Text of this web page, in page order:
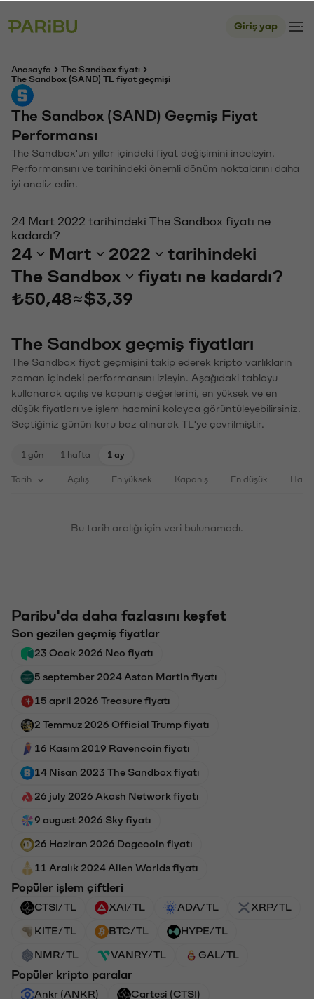
Giriş yap
Anasayfa
The Sandbox fiyatı
The Sandbox (SAND) TL fiyat geçmişi
The Sandbox (SAND) Geçmiş Fiyat
Performansı
The Sandbox'un yıllar içindeki fiyat değişimini inceleyin.
Performansını ve tarihindeki önemli dönüm noktalarını daha
iyi analiz edin.
24 Mart 2022 tarihindeki The Sandbox fiyatı ne
kadardı?
24 Mart 2022
tarihindeki
The Sandbox
fiyatı ne kadardı?
₺50,48≈$3,39
The Sandbox geçmiş fiyatları
The Sandbox fiyat geçmişini takip ederek kripto varlıkların
zaman içindeki performansını izleyin. Aşağıdaki tabloyu
kullanarak açılış ve kapanış değerlerini, en yüksek ve en
düşük fiyatları ve işlem hacmini kolayca görüntüleyebilirsiniz.
Seçtiğiniz günün kuru baz alınarak TL'ye çevrilmiştir.
1 gün 1 hafta 1 ay
Tarih Açılış En yüksek Kapanış En düşük
Bu tarih aralığı için veri bulunamadı.
Paribu'da daha fazlasını keşfet
Son gezilen geçmiş fiyatlar
23 Ocak 2026 Neo fiyatı
5 september 2024 Aston Martin fiyatı
15 april 2026 Treasure fiyatı
2 Temmuz 2026 Official Trump fiyatı
16 Kasım 2019 Ravencoin fiyatı
14 Nisan 2023 The Sandbox fiyatı
26 july 2026 Akash Network fiyatı
9 august 2026 Sky fiyatı
26 Haziran 2026 Dogecoin fiyatı
11 Aralık 2024 Alien Worlds fiyatı
Popüler işlem çiftleri
CTSI/TL XAI/TL ADA/TL XRP/TL
KITE/TL BTC/TL HYPE/TL
NMR/TL VANRY/TL GAL/TL
Popüler kripto paralar
Ankr (ANKR) Cartesi (CTSI)